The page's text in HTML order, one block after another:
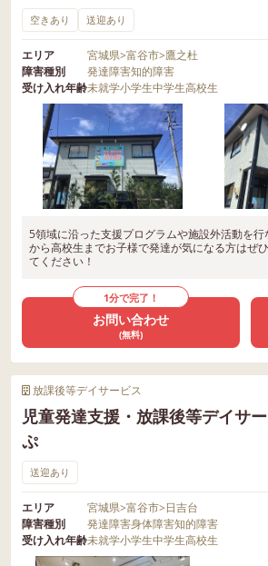
空きあり 送迎あり
エリア 宮城県>富谷市>鷹之杜
障害種別
発達障害知的障害
受け入れ年齢未就学小学生中学生高校生
5領域に沿った支援プログラムや施設外活動を
から高校生までお子様で発達が気になる方はぜ
てください！
1分で完了！
お問い合わせ
(無料)
放課後等デイサービス
児童発達支援・放課後等デイサ
ぷ
送迎あり
エリア 宮城県>富谷市>日吉台
障害種別
発達障害身体障害知的障害
受け入れ年齢未就学小学生中学生高校生